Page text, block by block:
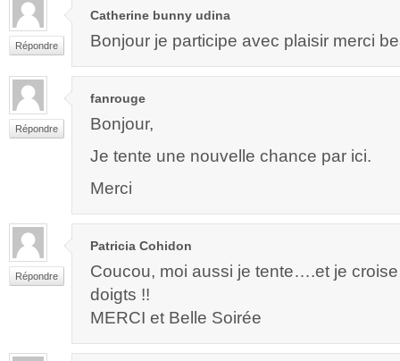
Répondre
Catherine bunny udina
Bonjour je participe avec plaisir merci
Répondre
fanrouge
Bonjour,
Je tente une nouvelle chance par ici.
Merci
Répondre
Patricia Cohidon
Coucou, moi aussi je tente….et je
doigts !!
MERCI et Belle Soirée